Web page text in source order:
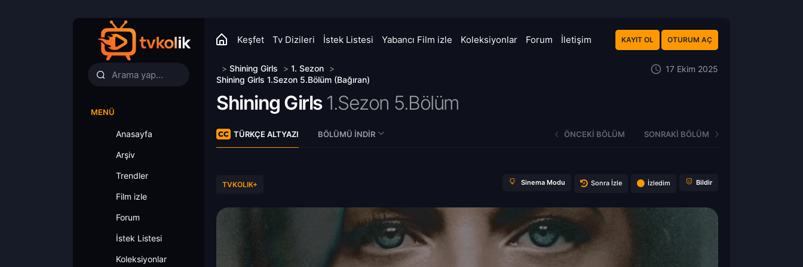
Keşfet Tv Dizileri İstek Listesi Yabancı Film izle Koleksiyonlar Forum İletişim KAYIT OL OTURUM AÇ
MENÜ
Anasayfa
Arşiv
Trendler
Film izle
Forum
İstek Listesi
Koleksiyonlar
> Shining Girls > 1. Sezon >
Shining Girls 1.Sezon 5.Bölüm (Bağıran)
17 Ekim 2025
Shining Girls 1.Sezon 5.Bölüm
TÜRKÇE ALTYAZI BÖLÜMÜ İNDIR ÖNCEKI BÖLÜM SONRAKI BÖLÜM
TVKOLIK+ Sinema Modu Sonra İzle İzledim Bildir